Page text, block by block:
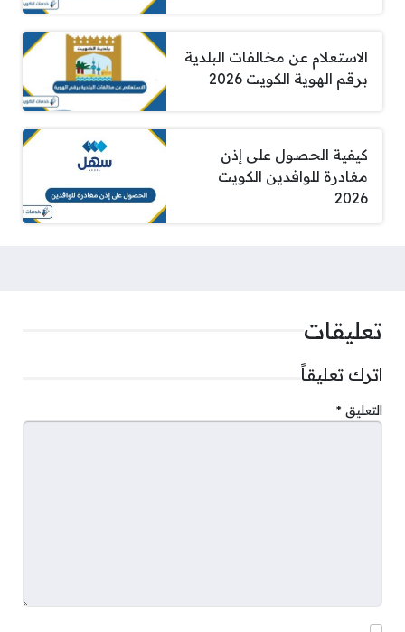
الاستعلام عن مخالفات البلدية
برقم الهوية الكويت 2026
كيفية الحصول على إذن
مغادرة للوافدين الكويت
2026
تعليقات
اترك تعليقاً
التعليق *